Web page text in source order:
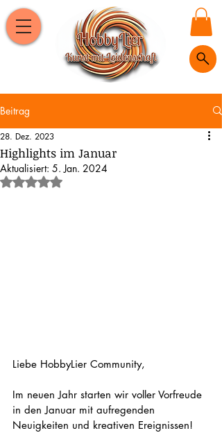
Beitrag
Highlights im Januar
28. Dez. 2023
Aktualisiert: 5. Jan. 2024
Mit NaN von 5 Sternen bewertet.
Liebe HobbyLier Community,
Im neuen Jahr starten wir voller Vorfreude
in den Januar mit aufregenden
Neuigkeiten und kreativen Ereignissen!